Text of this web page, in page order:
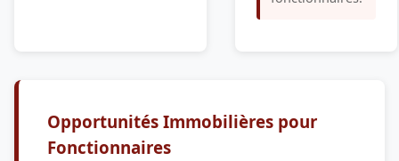
Opportunités Immobilières pour
Fonctionnaires